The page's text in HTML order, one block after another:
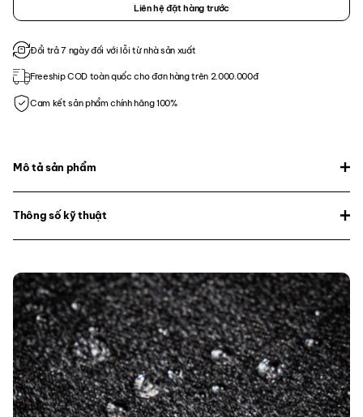
Liên hệ đặt hàng trước
Đổi trả 7 ngày đối với lỗi từ nhà sản xuất
Freeship COD toàn quốc cho đơn hàng trên 2.000.000đ
Cam kết sản phẩm chính hãng 100%
Mô tả sản phẩm
Thông số kỹ thuật